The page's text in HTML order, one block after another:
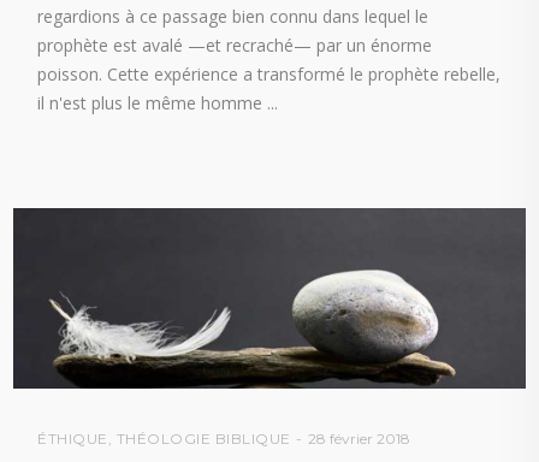
regardions à ce passage bien connu dans lequel le
prophète est avalé —et recraché— par un énorme
poisson. Cette expérience a transformé le prophète rebelle,
il n'est plus le même homme
ÉTHIQUE , THÉOLOGIE BIBLIQUE 28 février 2018